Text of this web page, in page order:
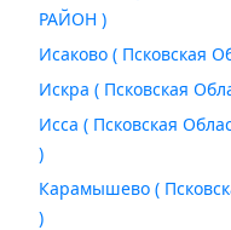
РАЙОН )
Исаково ( Псковская
Искра ( Псковская
Исса ( Псковская
)
Карамышево (
)